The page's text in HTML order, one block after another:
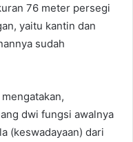
76 meter persegi
yaitu kantin dan
sudah
dwi fungsi awalnya
(keswadayaan) dari